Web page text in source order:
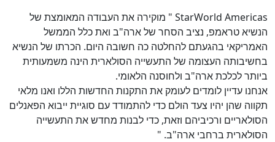
StarWorld Americas "
מוקירה את העבודה המאומצת של
הנשיא טראמפ, נציב הסחר של ארה"ב ואת כלל הממשל
האמריקאי בהגעתם להחלטה כה חשובה היום. הכרתו של הנשיא
בחשיבותה העצומה של התעשייה הסולארית הינה משמעותית
ביותר לכלכת ארה"ב ולחוסנה הלאומי.
אנחנו עדיין לומדים לעומק את התקנות החדשות הללו ואנו מלאי
תקווה שהן יהיו צעד הולם כדי להתמודד עם סוגיית ייבוא הפאנלים
הסולאריים ורכיביהם וזאת, כדי לבנות מחדש את התעשייה
הסולארית ברחבי ארה"ב. "